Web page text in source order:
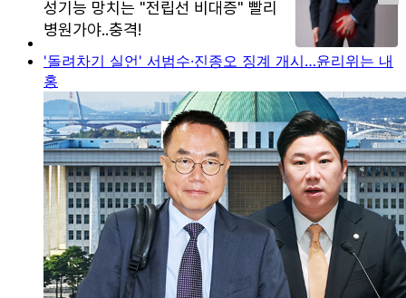
'돌려차기 실언' 서범수·진종오 징계 개시…윤리위는 내
홍